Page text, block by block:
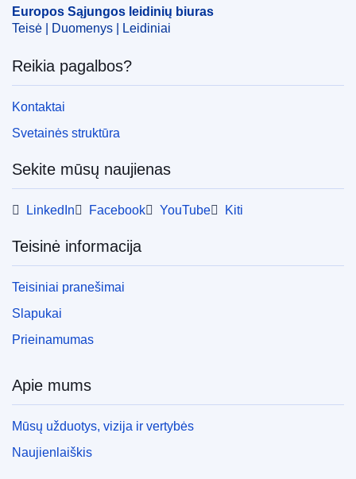
CELEX : 52024XC02204
ELI :C/2024/2204/oj
OJ : C_202402204
IMMC : PUB(2024)231/3323669
pdfa2a
Europos Sąjungos leidinių biuras
Teisė | Duomenys | Leidiniai
Reikia pagalbos?
Kontaktai
Svetainės struktūra
Sekite mūsų naujienas
LinkedIn Facebook YouTube Kiti
Teisinė informacija
Teisiniai pranešimai
Slapukai
Prieinamumas
Apie mums
Mūsų užduotys, vizija ir vertybės
Naujienlaiškis